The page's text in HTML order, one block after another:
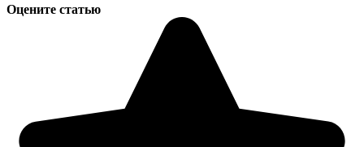
Оцените статью